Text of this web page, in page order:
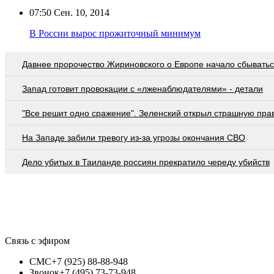
07:50 Сен. 10, 2014
В России вырос прожиточный минимум
Давнее пророчество Жириновского о Европе начало
Запад готовит провокации с «лженаблюдателями» - детали
"Все решит одно сражение". Зеленский открыл страшную
На Западе забили тревогу из-за угрозы окончания СВО
Дело убитых в Таиланде россиян прекратило череду убийств
Связь с эфиром
СМС+7 (925) 88-88-948